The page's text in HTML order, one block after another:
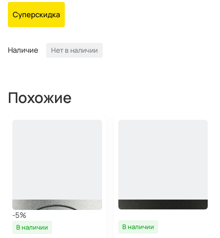
Суперскидка
Наличие Нет в наличии
Похожие
-5%
В наличии
В наличии